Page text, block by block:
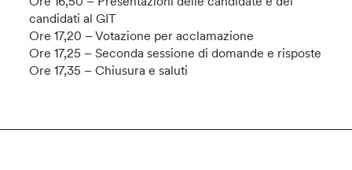
candidati al GIT
Ore 17,20 – Votazione per acclamazione
Ore 17,25 – Seconda sessione di domande e risposte
Ore 17,35 – Chiusura e saluti